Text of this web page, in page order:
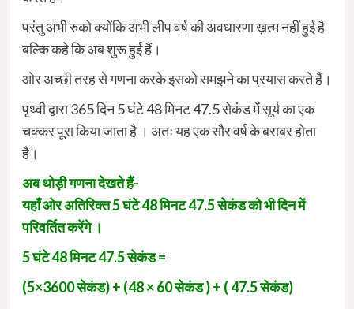
परंतु अभी रुको क्योंकि अभी लीप वर्ष की अवधारणा ख़त्म नहीं हुई है
बल्कि कहे कि अब शुरू हुई हैं।
ओर अच्छी तरह से गणना करके इसको समझने का प्रयास करते हैं।
पृथ्वी द्वारा 365 दिन 5 घंटे 48 मिनट 47.5 सेकंड में सूर्य का एक
चक्कर पूरा किया जाता है । अतः यह एक सौर वर्ष के बराबर होता
है।
अब थोड़ी गणना देखते हैं-
यहाँ ओर अतिरिक्त 5 घंटे 48 मिनट 47.5 सेकंड को भी दिन में
परिवर्तित करेंगे ।
5 घंटे 48 मिनट 47.5 सेकंड =
(5×3600 सेकंड) + (48 × 60 सेकंड ) + ( 47.5 सेकंड)